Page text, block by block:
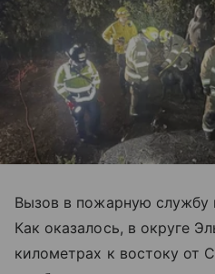
Вызов в пожарную службу
Как оказалось, в округе
километрах к востоку от